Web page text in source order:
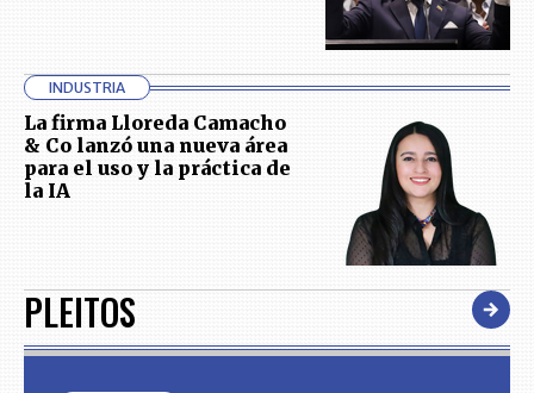
INDUSTRIA
La firma Lloreda Camacho
& Co lanzó una nueva área
para el uso y la práctica de
la IA
PLEITOS